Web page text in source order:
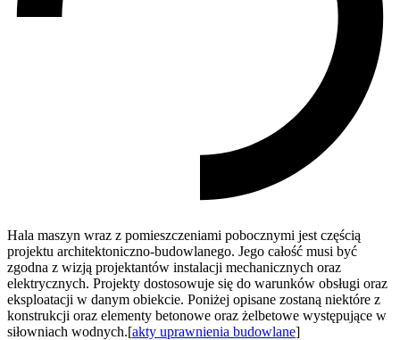
Hala maszyn wraz z pomieszczeniami pobocznymi jest częścią
projektu architektoniczno-budowlanego. Jego całość musi być
zgodna z wizją projektantów instalacji mechanicznych oraz
elektrycznych. Projekty dostosowuje się do warunków obsługi oraz
eksploatacji w danym obiekcie. Poniżej opisane zostaną niektóre z
konstrukcji oraz elementy betonowe oraz żelbetowe występujące w
siłowniach wodnych.[akty uprawnienia budowlane]